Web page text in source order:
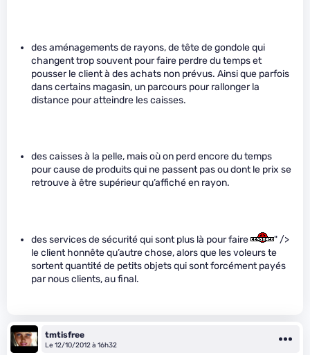
des aménagements de rayons, de tête de gondole qui
changent trop souvent pour faire perdre du temps et
pousser le client à des achats non prévus. Ainsi que parfois
dans certains magasin, un parcours pour rallonger la
distance pour atteindre les caisses.
des caisses à la pelle, mais où on perd encore du temps
pour cause de produits qui ne passent pas ou dont le prix se
retrouve à être supérieur qu’affiché en rayon.
des services de sécurité qui sont plus là pour faire
" />
le client honnête qu’autre chose, alors que les voleurs te
sortent quantité de petits objets qui sont forcément payés
par nous clients, au final.
tmtisfree
Le 12/10/2012 à 16h32